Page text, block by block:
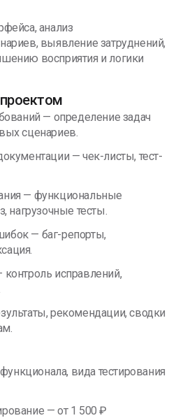
анализ
выявление затруднений,
восприятия и логики
— определение задач
сценариев.
— чек-листы, тест-
— функциональные
нагрузочные тесты.
— баг-репорты,
исправлений,
рекомендации, сводки
вида тестирования
— от 1 500 ₽